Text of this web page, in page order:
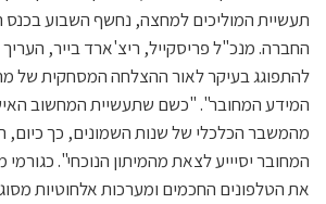
תעשיית המוליכים למחצה, נחשף השבוע
החברה. מנכ"ל פריסקייל, ריצ'ארד בייר, העריך
להתפוגג בעיקר לאור ההצלחה המסחקית של
המידע המחובר". "כשם שתעשיית המחשוב
מהמשבר הכלכלי של שנות השמונים, כך כיום,
המחובר יסיייע לצאת מהמיתון הנוכחי". כגורמי
את הטלפונים החכמים ומערכות אלחוטיות